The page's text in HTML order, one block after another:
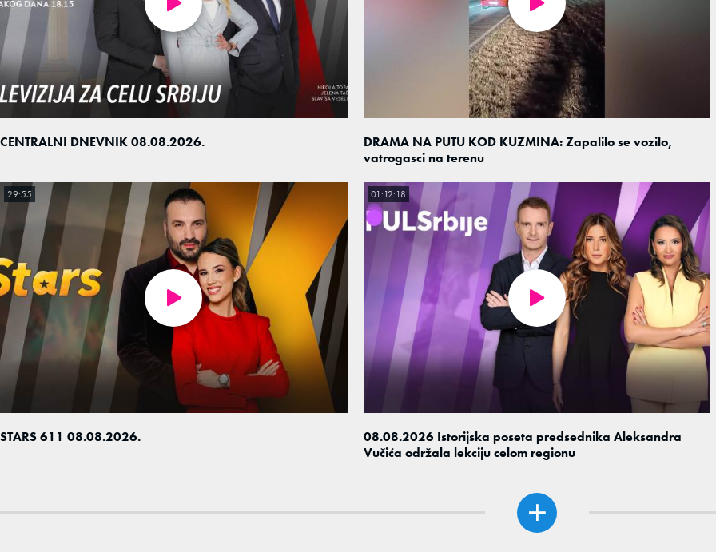
CENTRALNI DNEVNIK 08.08.2026.
DRAMA NA PUTU KOD KUZMINA: Zapalilo se vozilo,
vatrogasci na terenu
STARS 611 08.08.2026.
29:55
08.08.2026 Istorijska poseta predsednika Aleksandra
Vučića održala lekciju celom regionu
01:12:18